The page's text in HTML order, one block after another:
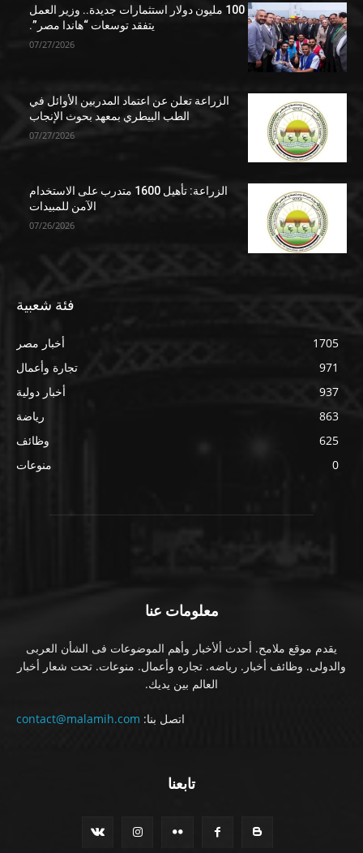
100 مليون دولار استثمارات جديدة.. وزير العمل
يتفقد توسعات “هاندا مصر”.
07/27/2026
الزراعة تعلن عن اعتماد المدربين الأوائل في
الطب البيطري بمعهد بحوث الإنجاب
07/27/2026
الزراعة: تأهيل 1600 متدرب على الاستخدام
الآمن للمبيدات
07/26/2026
فئة شعبية
أخبار مصر
1705
تجارة وأعمال
971
أخبار دولية
937
رياضة
863
وظائف
625
منوعات
0
معلومات عنا
يقدم موقع ملامح. أحدث ألأخبار وأهم الموضوعات فى الشأن العربى
والدولى. وظائف أخبار. رياضه. تجاره وأعمال. منوعات. تحت شعار أخبار
العالم بين يديك.
اتصل بنا: contact@malamih.com
تابعنا